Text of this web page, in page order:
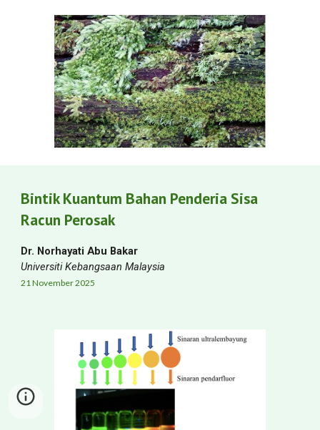
Bintik Kuantum Bahan Penderia Sisa
Racun Perosak
Dr. Norhayati Abu Bakar
Universiti Kebangsaan Malaysia
21November2025